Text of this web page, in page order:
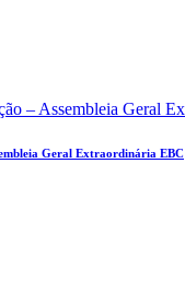
Geral Extraordinária EBC